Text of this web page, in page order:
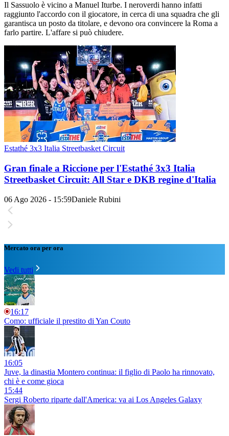
Il Sassuolo è vicino a Manuel Iturbe. I neroverdi hanno infatti
raggiunto l'accordo con il giocatore, in cerca di una squadra che gli
garantisca un posto da titolare, e devono ora convincere la Roma a
farlo partire. L'affare si può chiudere.
Estathé 3x3 Italia Streetbasket Circuit
Gran finale a Riccione per l'Estathé 3x3 Italia
Streetbasket Circuit: All Star e DKB regine d'Italia
06 Ago 2026 - 15:59Daniele Rubini
Mercato ora per ora
Vedi tutti
16:17
Como: ufficiale il prestito di Yan Couto
16:05
Juve, la dinastia Montero continua: il figlio di Paolo ha rinnovato,
chi è e come gioca
15:44
Sergi Roberto riparte dall'America: va ai Los Angeles Galaxy